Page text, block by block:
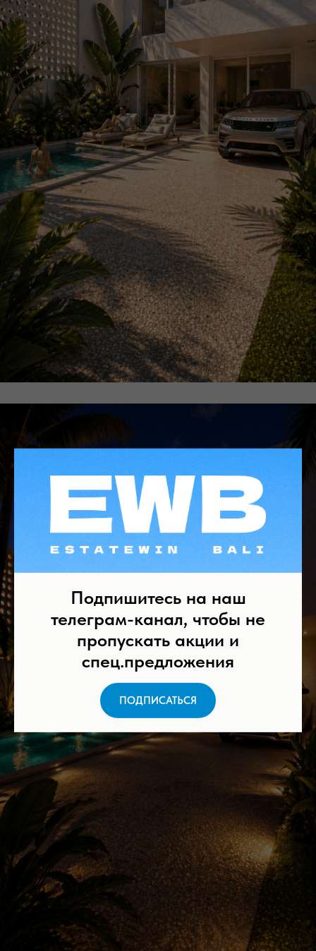
Подпишитесь на наш
телеграм-канал, чтобы не
пропускать акции и
спец.предложения
ПОДПИСАТЬСЯ